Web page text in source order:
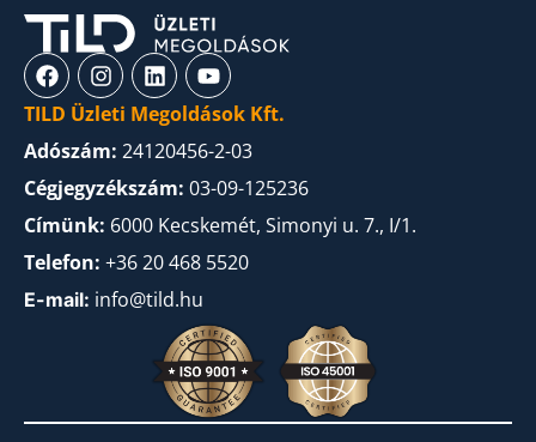
TILD Üzleti Megoldások Kft.
Adószám: 24120456-2-03
Cégjegyzékszám: 03-09-125236
Címünk: 6000 Kecskemét, Simonyi u. 7., I/1.
Telefon: +36 20 468 5520
E-mail: info@tild.hu